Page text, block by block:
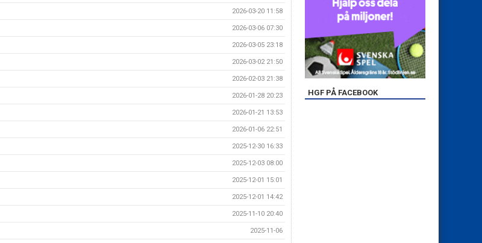
2026-03-20 11:58
2026-03-06 07:30
2026-03-05 23:18
2026-03-02 21:50
2026-02-03 21:38
2026-01-28 20:23
2026-01-21 13:53
2026-01-06 22:51
2025-12-30 16:33
2025-12-03 08:00
2025-12-01 15:01
2025-12-01 14:42
2025-11-10 20:40
2025-11-06
HGF PÅ FACEBOOK